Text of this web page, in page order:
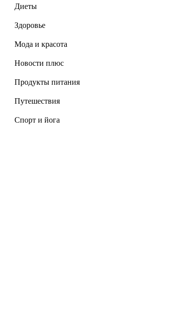
Диеты
Здоровье
Мода и красота
Новости плюс
Продукты питания
Путешествия
Спорт и йога